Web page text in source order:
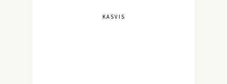
KASVIS